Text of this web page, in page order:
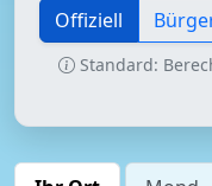
Offiziell
Standard: